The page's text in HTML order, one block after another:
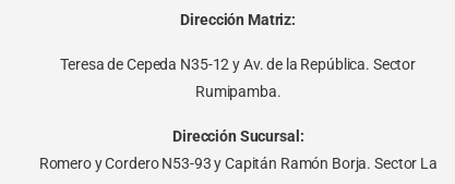
Dirección Matriz:
Teresa de Cepeda N35-12 y Av. de la República. Sector
Rumipamba.
Dirección Sucursal:
Romero y Cordero N53-93 y Capitán Ramón Borja. Sector La